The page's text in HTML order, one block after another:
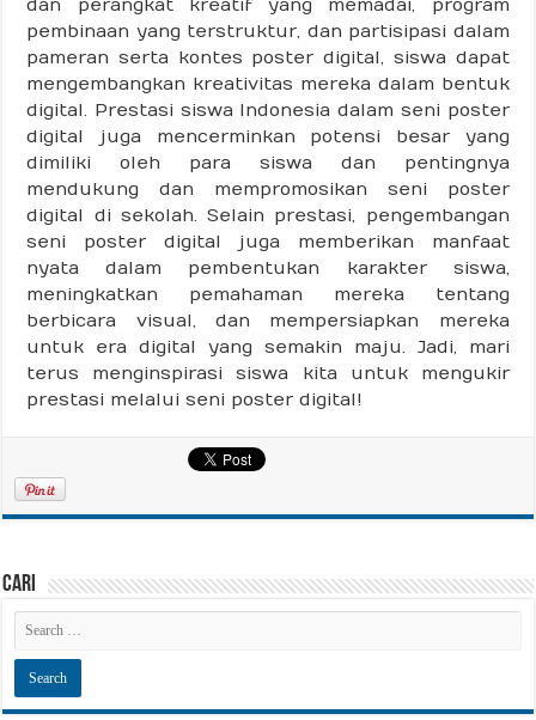
dan perangkat kreatif yang memadai, program
pembinaan yang terstruktur, dan partisipasi dalam
pameran serta kontes poster digital, siswa dapat
mengembangkan kreativitas mereka dalam bentuk
digital. Prestasi siswa Indonesia dalam seni poster
digital juga mencerminkan potensi besar yang
dimiliki oleh para siswa dan pentingnya
mendukung dan mempromosikan seni poster
digital di sekolah. Selain prestasi, pengembangan
seni poster digital juga memberikan manfaat
nyata dalam pembentukan karakter siswa,
meningkatkan pemahaman mereka tentang
berbicara visual, dan mempersiapkan mereka
untuk era digital yang semakin maju. Jadi, mari
terus menginspirasi siswa kita untuk mengukir
prestasi melalui seni poster digital!
Cari